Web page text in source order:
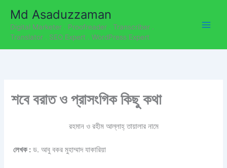
content
Md Asaduzzaman
Digital Marketer . Proofreader . Transcriber .
Translator . SEO Expert . WordPress Expert
শবে বরাত ও প্রাসংগিক কিছু কথা
রহমান ও রহীম আল্লাহ্‌ তায়ালার নামে
লেখক : ড. আবু বকর মুহাম্মাদ যাকারিয়া
a
t
e
s